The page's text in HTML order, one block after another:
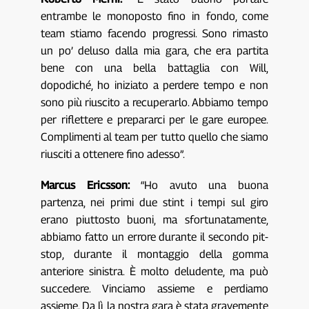
entrambe le monoposto fino in fondo, come
team stiamo facendo progressi. Sono rimasto
un po’ deluso dalla mia gara, che era partita
bene con una bella battaglia con Will,
dopodiché, ho iniziato a perdere tempo e non
sono più riuscito a recuperarlo. Abbiamo tempo
per riflettere e prepararci per le gare europee.
Complimenti al team per tutto quello che siamo
riusciti a ottenere fino adesso”.
Marcus Ericsson:“Ho avuto una buona
partenza, nei primi due stint i tempi sul giro
erano piuttosto buoni, ma sfortunatamente,
abbiamo fatto un errore durante il secondo pit-
stop, durante il montaggio della gomma
anteriore sinistra. È molto deludente, ma può
succedere. Vinciamo assieme e perdiamo
assieme. Da lì, la nostra gara è stata gravemente